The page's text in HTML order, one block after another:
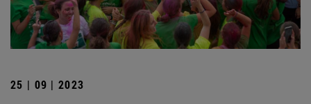
25 | 09 | 2023